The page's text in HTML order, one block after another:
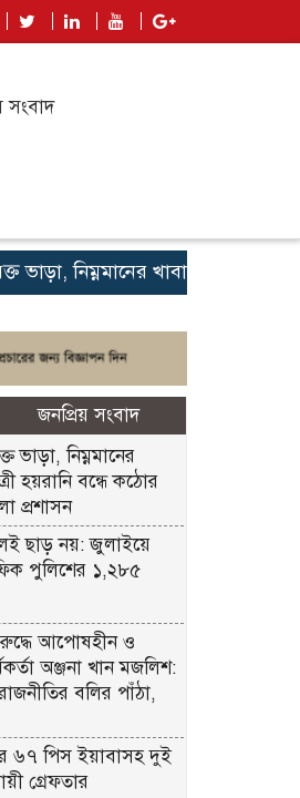
সংবাদ
নিম্নমানের খাবার ও যাত্রী
জনপ্রিয় সংবাদ
ভাড়া, নিম্নমানের
হয়রানি বন্ধে কঠোর
প্রশাসন
ছাড় নয়: জুলাইয়ে
পুলিশের ১,২৮৫
আপোষহীন ও
অঞ্জনা খান মজলিশ:
বলির পাঁঠা,
৬৭ পিস ইয়াবাসহ দুই
গ্রেফতার